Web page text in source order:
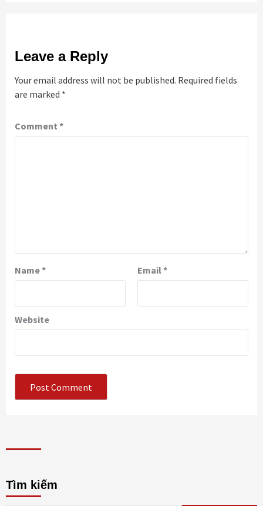
Leave a Reply
Your email address will not be published. Required fields
are marked *
Comment *
Name* Email*
Website
Tìm kiếm